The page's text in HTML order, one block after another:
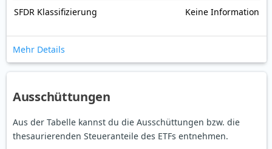
SFDR Klassifizierung Keine Information
Mehr Details
Ausschüttungen
Aus der Tabelle kannst du die Ausschüttungen bzw. die
thesaurierenden Steueranteile des ETFs entnehmen.